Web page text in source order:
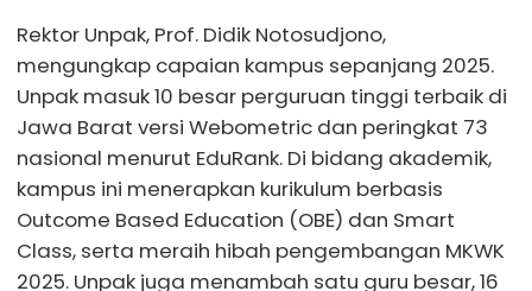
Rektor Unpak, Prof. Didik Notosudjono,
mengungkap capaian kampus sepanjang 2025.
Unpak masuk 10 besar perguruan tinggi terbaik di
Jawa Barat versi Webometric dan peringkat 73
nasional menurut EduRank. Di bidang akademik,
kampus ini menerapkan kurikulum berbasis
Outcome Based Education (OBE) dan Smart
Class, serta meraih hibah pengembangan MKWK
2025. Unpak juga menambah satu guru besar, 16